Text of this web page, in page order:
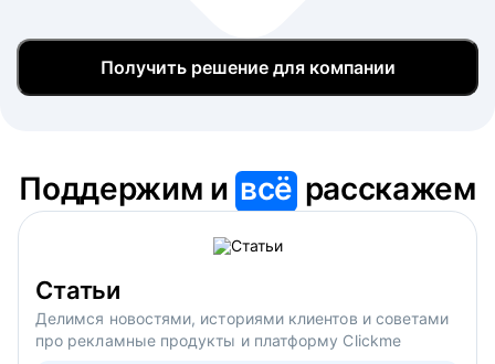
Получить решение для компании
Поддержим ивсё расскажем
Статьи
Делимся новостями, историями клиентов и советами
про рекламные продукты и платформу Clickme